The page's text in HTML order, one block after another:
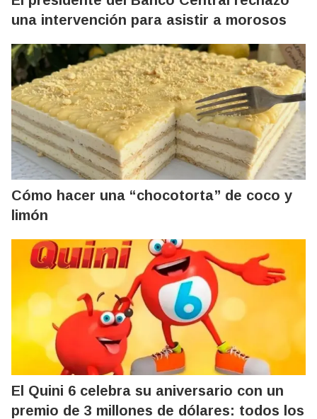
una intervención para asistir a morosos
Cómo hacer una “chocotorta” de coco y
limón
El Quini 6 celebra su aniversario con un
premio de 3 millones de dólares: todos los